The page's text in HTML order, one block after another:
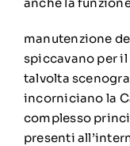
manutenzione
spiccavano per
talvolta
incorniciano la
complesso
presenti